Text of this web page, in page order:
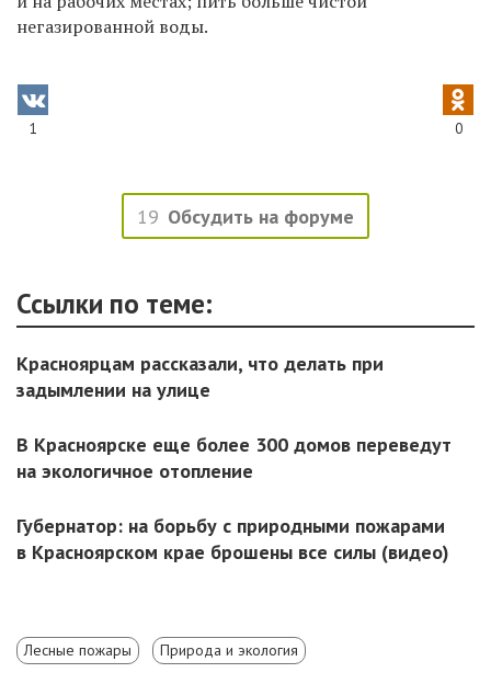
негазированной воды.
1 0
19 Обсудить на форуме
Ссылки по теме:
Красноярцам рассказали, что делать при
задымлении на улице
В Красноярске еще более 300 домов переведут
на экологичное отопление
Губернатор: на борьбу с природными пожарами
в Красноярском крае брошены все силы (видео)
Лесные пожары Природа и экология